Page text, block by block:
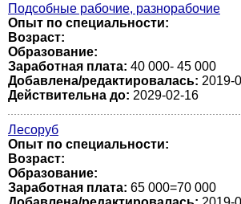
Подсобные рабочие, разнорабочие
Опыт по специальности:
Возраст:
Образование:
Заработная плата: 40 000- 45 000
Добавлена/редактировалась: 2019-
Действительна до: 2029-02-16
Лесоруб
Опыт по специальности:
Возраст:
Образование:
Заработная плата: 65 000=70 000